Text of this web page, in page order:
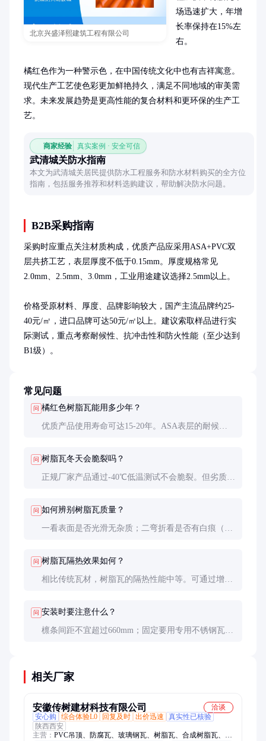
北京兴盛泽熙建筑工程有限公司
场迅速扩大，年增
长率保持在15%左
右。
橘红色作为一种警示色，在中国传统文化中也有吉祥寓意。
现代生产工艺使色彩更加鲜艳持久，满足不同地域的审美需
求。未来发展趋势是更高性能的复合材料和更环保的生产工
艺。
商家经验 真实案例 · 安全可信
武清城关防水指南
本文为武清城关居民提供防水工程服务和防水材料购买的全方位
指南，包括服务推荐和材料选购建议，帮助解决防水问题。
B2B采购指南
采购时应重点关注材质构成，优质产品应采用ASA+PVC双
层共挤工艺，表层厚度不低于0.15mm。厚度规格常见
2.0mm、2.5mm、3.0mm，工业用途建议选择2.5mm以上。
价格受原材料、厚度、品牌影响较大，国产主流品牌约25-
40元/㎡，进口品牌可达50元/㎡以上。建议索取样品进行实
际测试，重点考察耐候性、抗冲击性和防火性能（至少达到
B1级）。
常见问题
问 橘红色树脂瓦能用多少年？
优质产品使用寿命可达15-20年。ASA表层的耐候性
问 树脂瓦冬天会脆裂吗？
正规厂家产品通过-40℃低温测试不会脆裂。但劣质
问 如何辨别树脂瓦质量？
一看表面是否光滑无杂质；二弯折看是否有白痕（优
问 树脂瓦隔热效果如何？
相比传统瓦材，树脂瓦的隔热性能中等。可通过增加
问 安装时要注意什么？
檩条间距不宜超过660mm；固定要用专用不锈钢瓦
相关厂家
安徽传树建材科技有限公司
洽谈
安心购
综合体验L0 回复及时 出价迅速
真实性已核验
陕西西安
主营： PVC吊顶、防腐瓦、玻璃钢瓦、树脂瓦、合成树脂瓦、养